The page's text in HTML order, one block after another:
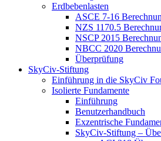
Erdbebenlasten
ASCE 7-16
NZS 1170.5
NSCP 2015
NBCC 2020
Überprüfung
SkyCiv-Stiftung
Einführung in die SkyCiv
Isolierte Fundamente
Einführung
Benutzerhandbuch
Exzentrische
SkyCiv-Stiftung –